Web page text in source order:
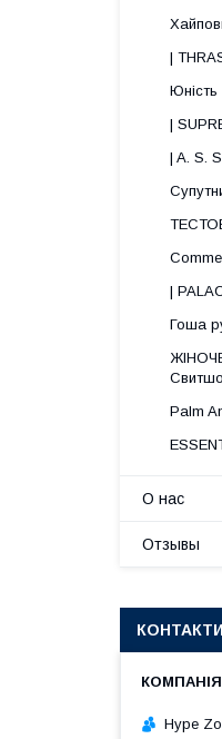
|
Юність
|
| A. S.
|
Гоша
Palm
О нас
Отзывы
КОНТАКТИ
Hype